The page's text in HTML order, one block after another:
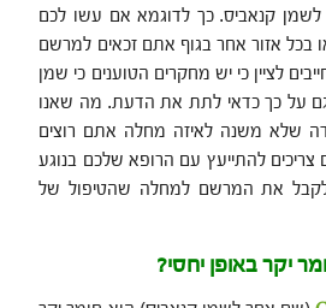
קנאביס. כך לדוגמא אם עשו לכם
בכל אזור אחר בגוף אתם זכאים למרשם
לציין כי יש מחקרים הטוענים כי שמן
וגם על כך כדאי לתת את הדעת. מה שאנו
שלא משנה לאיזה מחלה אתם רוצים
להתייעץ עם הרופא שלכם בנוגע
את המרשם למחלה שהטיפול של
יקר באופן יחסי?